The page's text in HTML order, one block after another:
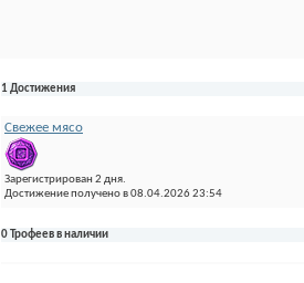
1 Достижения
Свежее мясо
Зарегистрирован 2 дня.
Достижение получено в 08.04.2026 23:54
0 Трофеев в наличии